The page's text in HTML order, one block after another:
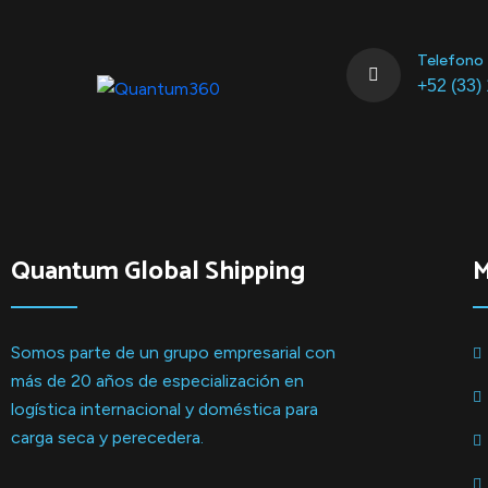
Telefono
+52 (33)
Quantum Global Shipping
Somos parte de un grupo empresarial con
más de 20 años de especialización en
logística internacional y doméstica para
carga seca y perecedera.